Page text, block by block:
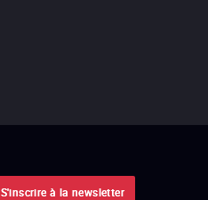
S'inscrire à la newsletter